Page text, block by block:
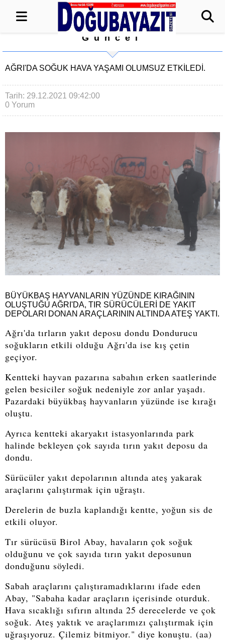
Güncel
AĞRI'DA SOĞUK HAVA YAŞAMI OLUMSUZ ETKİLEDİ.
Tarih: 29.12.2021 09:42:00
0 Yorum
BÜYÜKBAŞ HAYVANLARIN YÜZÜNDE KIRAĞININ
OLUŞTUĞU AĞRI'DA, TIR SÜRÜCÜLERİ DE YAKIT
DEPOLARI DONAN ARAÇLARININ ALTINDA ATEŞ YAKTI.
Ağrı'da tırların yakıt deposu dondu Dondurucu
soğukların etkili olduğu Ağrı'da ise kış çetin
geçiyor.
Kentteki hayvan pazarına sabahın erken saatlerinde
gelen besiciler soğuk nedeniyle zor anlar yaşadı.
Pazardaki büyükbaş hayvanların yüzünde ise kırağı
oluştu.
Ayrıca kentteki akaryakıt istasyonlarında park
halinde bekleyen çok sayıda tırın yakıt deposu da
dondu.
Sürücüler yakıt depolarının altında ateş yakarak
araçlarını çalıştırmak için uğraştı.
Derelerin de buzla kaplandığı kentte, yoğun sis de
etkili oluyor.
Tır sürücüsü Birol Abay, havaların çok soğuk
olduğunu ve çok sayıda tırın yakıt deposunun
donduğunu söyledi.
Sabah araçlarını çalıştıramadıklarını ifade eden
Abay, "Sabaha kadar araçların içerisinde oturduk.
Hava sıcaklığı sıfırın altında 25 derecelerde ve çok
soğuk. Ateş yaktık ve araçlarımızı çalıştırmak için
uğraşıyoruz. Çilemiz bitmiyor." diye konuştu. (aa)